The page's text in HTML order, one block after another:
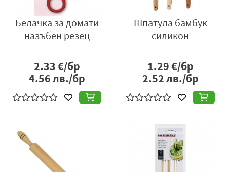
Белачка за домати
назъбен резец
2.33€/бр
4.56лв./бр
Шпатула бамбук
силикон
1.29€/бр
2.52лв./бр